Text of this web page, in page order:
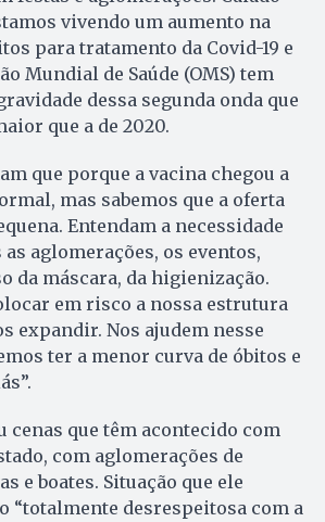
vivendo um aumento na
para tratamento da Covid-19 e
Mundial de Saúde (OMS) tem
dessa segunda onda que
que a de 2020.
que porque a vacina chegou a
mas sabemos que a oferta
Entendam a necessidade
aglomerações, os eventos,
da máscara, da higienização.
em risco a nossa estrutura
expandir. Nos ajudem nesse
ter a menor curva de óbitos e
cenas que têm acontecido com
com aglomerações de
e boates. Situação que ele
“totalmente desrespeitosa com a